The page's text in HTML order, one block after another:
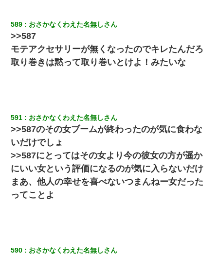
３２歳俺「ずっと好きでした！！付き合って下さい！」 ２５歳
彼女「うん！！絶対幸せになろうね！！！！」 → ７年後ｗｗ
ｗｗｗ
妊娠中に「おいこのブタ女！てめー席譲れ！」と絡まれ腹を殴る
真似された。泣きながら夫に話すと一年後に…
朝起きたら嫁がいなかった。俺（嫁も嫁実家も電話に出ない…不
安だ）→ 仕事を早退して帰宅すると、嫁と嫁両親と知らない男が
２人・・・
隣の部屋の住民の母親、オートロックを突破してマンションに入
り込んできたみたいで、ずっとドアの前で喚いてて滅茶苦茶うる
て知ってる？」
589 おさかなくわえた名無しさん
>>587
モテアクセサリーが無くなったのでキレたんだろ
取り巻きは黙って取り巻いとけよ！みたいな
591 おさかなくわえた名無しさん
>>587のその女ブームが終わったのが気に食わな
いだけでしょ
>>587にとってはその女より今の彼女の方が遥か
にいい女という評価になるのが気に入らないだけ
まあ、他人の幸せを喜べないつまんねー女だった
ってことよ
590 おさかなくわえた名無しさん